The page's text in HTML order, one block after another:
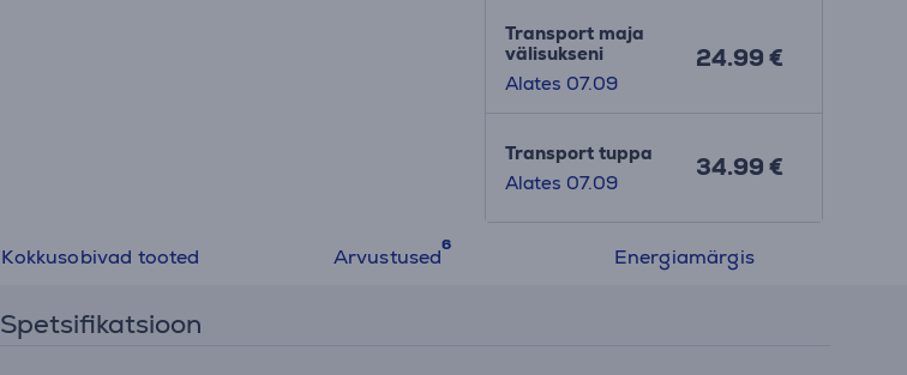
Transport maja
välisukseni
Alates 07.09
24.99 €
Transport tuppa
Alates 07.09
34.99 €
Kokkusobivad tooted Arvustused Energiamärgis
Spetsifikatsioon